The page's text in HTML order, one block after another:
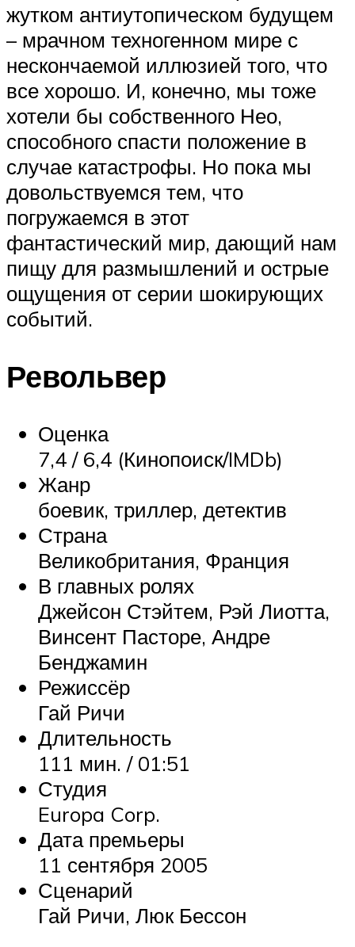
жутком антиутопическом будущем
– мрачном техногенном мире с
нескончаемой иллюзией того, что
все хорошо. И, конечно, мы тоже
хотели бы собственного Нео,
способного спасти положение в
случае катастрофы. Но пока мы
довольствуемся тем, что
погружаемся в этот
фантастический мир, дающий нам
пищу для размышлений и острые
ощущения от серии шокирующих
событий.
Револьвер
Оценка
7,4 / 6,4 (Кинопоиск/IMDb)
Жанр
боевик, триллер, детектив
Страна
Великобритания, Франция
В главных ролях
Джейсон Стэйтем, Рэй Лиотта,
Винсент Пасторе, Андре
Бенджамин
Режиссёр
Гай Ричи
Длительность
111 мин. / 01:51
Студия
Europa Corp.
Дата премьеры
11 сентября 2005
Сценарий
Гай Ричи, Люк Бессон